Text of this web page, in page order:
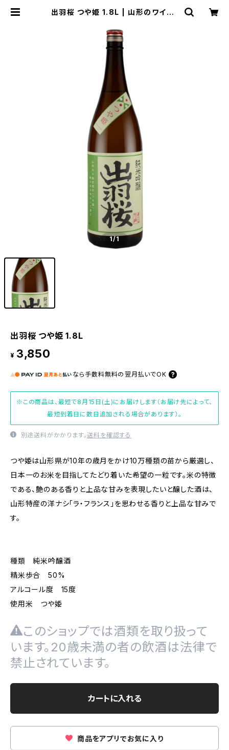
出羽桜 つや姫 1.8L | 山形のワイン・
1/1
出羽桜 つや姫 1.8L
¥ 3,850
なら 手数料無料の 翌月払いでOK
※この商品は、最短で8月15日(土)にお届けします（お届け先によって、
最短到着日に数日追加される場合があります）。
別途送料がかかります。送料を確認する
つや姫は山形県が10年の歳月をかけ10万種類の苗から厳選し、
日本一のお米を目指してたどり着いた希望の一粒です。米の特徴
である、艶のある香りと上品な甘みを表現したいと醸した酒は、
山形特産の洋ナシ「ラ・フランス」を思わせる香りと上品な甘みで
す。
種類 純米吟醸酒
精米歩合 50%
アルコール度 15度
使用米 つや姫
このショップでは酒類を取り扱って
います。20歳未満の者の飲酒は法律で
禁止されています。
カートに入れる
商品をアプリでお気に入り